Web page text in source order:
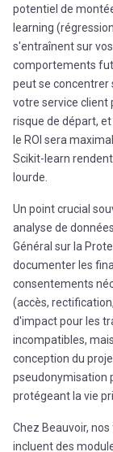
potentiel de
learning
s'entraînent sur
comportements
peut se concentrer
votre service client
risque de départ,
le ROI sera
Scikit-learn
lourde.
Un point crucial
analyse de
Général sur la
documenter les
consentements
(accès,
d'impact pour les
incompatibles,
conception du
pseudonymisation
protégeant la vie
Chez Beauvoir,
incluent des